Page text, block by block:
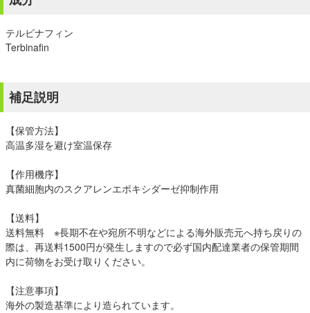
テルビナフィン
Terbinafin
補足説明
【保管方法】
高温多湿を避け室温保存
【作用機序】
真菌細胞内のスクアレンエポキシダーゼ抑制作用
【送料】
送料無料 ※長期不在や宛所不明などによる海外販売元へ持ち戻りの
際は、再送料1500円が発生しますので必ず国内配達業者の保管期間
内に荷物をお受け取りください。
【注意事項】
海外の製造基準により造られています。